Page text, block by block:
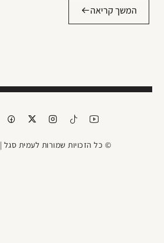
המשך קריאה
© כל הזכויות שמורות לעמית סגל |